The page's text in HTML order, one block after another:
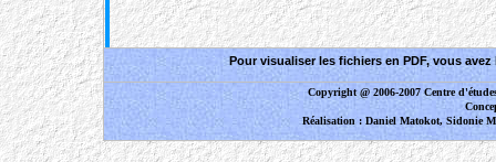
Pour visualiser les fichiers en PDF, vous
Copyright @ 2006-2007 Centre
Réalisation : Daniel Matokot, Sidonie